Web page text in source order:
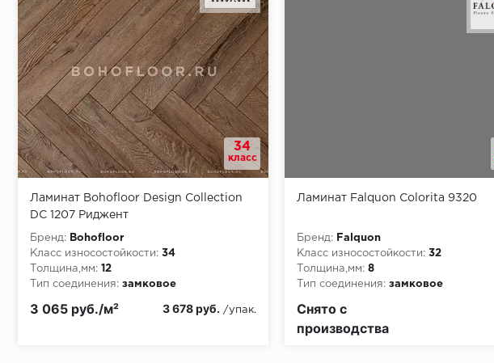
Место доставки
Правила
Условия доставки
Начало второго (и последующих) ряда:
Монтаж последнего ряда:
34
класс
Ламинат Bohofloor Design Collection
DC 1207 Риджент
Бренд:
Bohofloor
Класс износостойкости: 34
Толщина,мм: 12
Тип соединения: замковое
3 065 руб./м² 3 678 руб. /упак.
Ламинат Falquon Colorita 9320
Бренд:
Falquon
Класс износостойкости: 32
Толщина,мм: 8
Тип соединения: замковое
Снято с
производства